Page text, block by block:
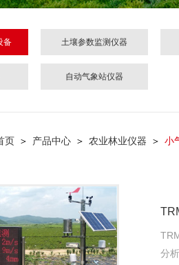
备 土壤参数监测仪器
自动气象站仪器
页 ＞ 产品中心 ＞ 农业林业仪器 ＞ 小
分